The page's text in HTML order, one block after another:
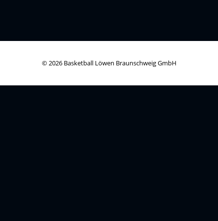
© 2026 Basketball Löwen Braunschweig GmbH